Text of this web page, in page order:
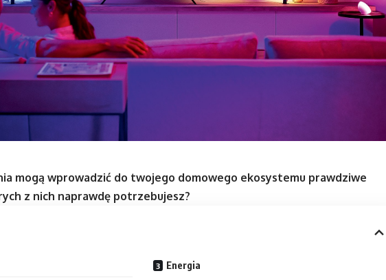
mogą wprowadzić do twojego domowego ekosystemu prawdziwe
z nich naprawdę potrzebujesz?
Energia